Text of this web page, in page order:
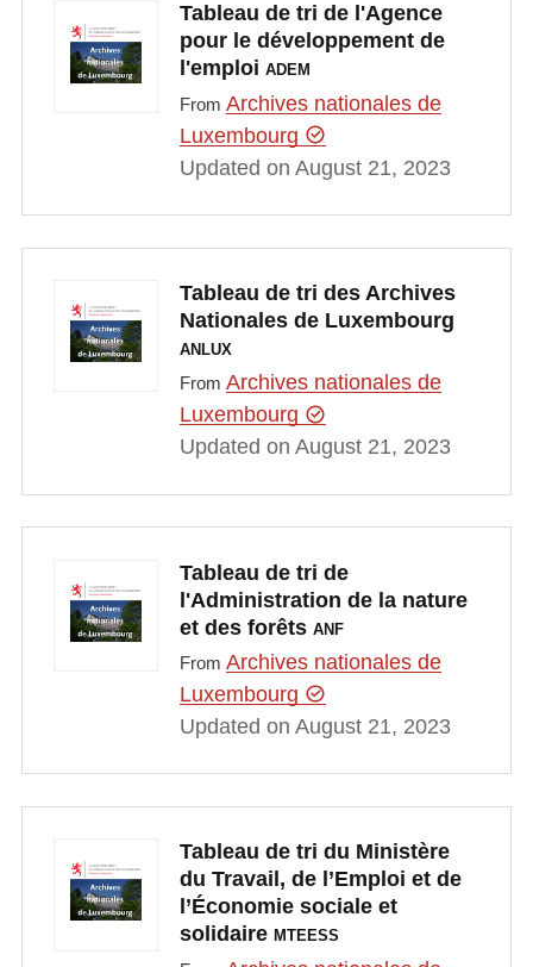
Tableau de tri de l'Agence
pour le développement de
l'emploi ADEM
From Archives nationales de
Luxembourg
Updated on August 21, 2023
Tableau de tri des Archives
Nationales de Luxembourg
ANLUX
From Archives nationales de
Luxembourg
Updated on August 21, 2023
Tableau de tri de
l'Administration de la nature
et des forêts ANF
From Archives nationales de
Luxembourg
Updated on August 21, 2023
Tableau de tri du Ministère
du Travail, de l’Emploi et de
l’Économie sociale et
solidaire MTEESS